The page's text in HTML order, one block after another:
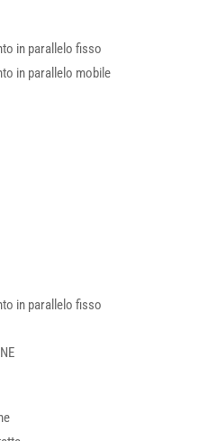
in parallelo fisso
in parallelo mobile
in parallelo fisso